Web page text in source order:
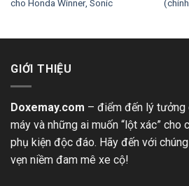
cho Honda Winner, Sonic
GIỚI THIỆU
Doxemay.com – điểm đến lý tưởng
máy và những ai muốn “lột xác” cho
phụ kiện độc đáo. Hãy đến với
vẹn niềm đam mê xe cộ!